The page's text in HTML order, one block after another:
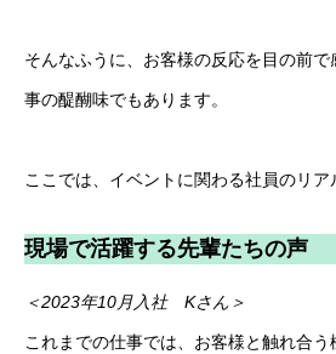
そんなふうに、お客様の反応を目の前
事の醍醐味でもあります。
ここでは、イベントに関わる社員のリア
現場で活躍する先輩たちの声
＜2023年10月入社 Kさん＞
これまでの仕事では、お客様と触れ合